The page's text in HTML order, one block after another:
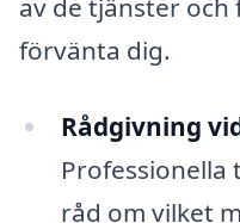
av de tjänster
förvänta dig.
Rådgivning
Professionella
råd om vilket